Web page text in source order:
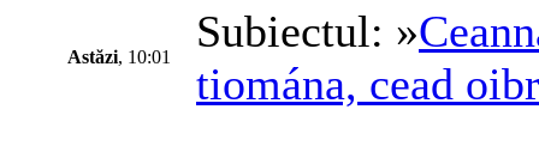
Astăzi, 10:01
Subiectul: »
tiomána, cead